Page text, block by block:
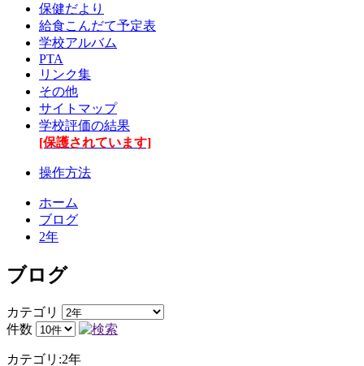
保健だより
給食こんだて予定表
学校アルバム
PTA
リンク集
その他
サイトマップ
学校評価の結果
[保護されています]
操作方法
ホーム
ブログ
2年
ブログ
カテゴリ
件数
カテゴリ:2年